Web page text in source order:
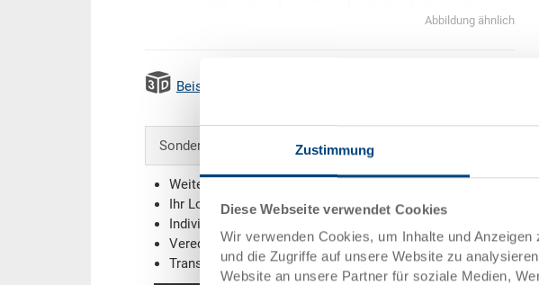
Zustimmung
Diese Webseite verwendet Cookies
Wir verwenden Cookies, um Inhalte und
und die Zugriffe auf unsere Website zu
Website an unsere Partner für soziale Medien,
Abbildung ähnlich
Beispiel 3D Animation
Sonderanfertigungen - Unser Spezialgebiet
Weitere Farben
Ihr Logo / Labeling(Beispiele)
Individuelle Systemlösungen
Veredelungen
Transponder (RFID) / Barcodes(Beispiele)